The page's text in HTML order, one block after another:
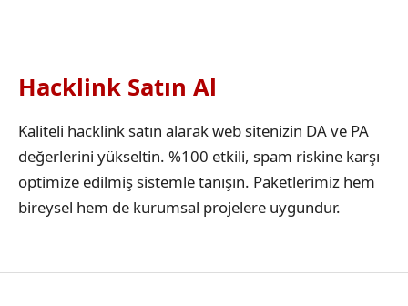
Hacklink Satın Al
Kaliteli hacklink satın alarak web sitenizin DA ve PA
değerlerini yükseltin. %100 etkili, spam riskine karşı
optimize edilmiş sistemle tanışın. Paketlerimiz hem
bireysel hem de kurumsal projelere uygundur.